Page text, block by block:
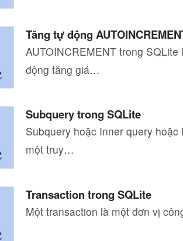
Tăng tự động
AUTOINCREMENT trong
động tăng giá…
Subquery trong SQLite
Subquery hoặc Inner query
một truy…
Transaction trong SQLite
Một transaction là một đơn vị